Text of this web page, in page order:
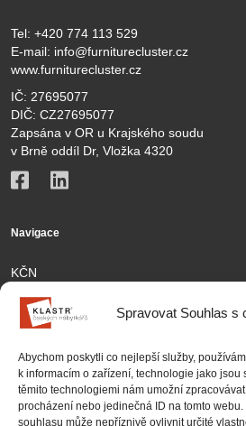
Spravovat Souhlas s
Abychom poskytli co nejlepší služby,
k informacím o zařízení, technologie jako jsou
těmito technologiemi nám umožní
procházení nebo jedinečná ID na tomto
souhlasu může nepříznivě ovlivnit určité
Tel: +420 774 113 529
E-mail: info@furniturecluster.cz
www.furniturecluster.cz
IČ: 27695077
DIČ: CZ27695077
Zapsána v OR u Krajského soudu
v Brně oddíl Dr, Vložka 4320
Navigace
KČN
Členové
Kontakt
Partnership